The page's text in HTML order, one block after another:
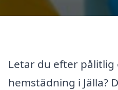
Letar du efter pålitlig
hemstädning i Jälla?